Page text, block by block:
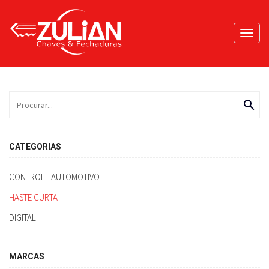
search
CATEGORIAS
CONTROLE AUTOMOTIVO
HASTE CURTA
DIGITAL
MARCAS